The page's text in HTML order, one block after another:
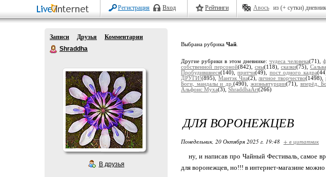
Регистрация Вход Рейтинги Авось из (+ сутки)
Записи Друзья
Комментарии
Shraddha
В друзья
Выбрана рубрика Чай
Другие рубрики в этом дневнике: чудеса человека(71),
собственной персоной(842), сны(118), сказки(75),
Пробудившиеся(140),притчи(49), пост одного кадра
ДРУГИ!(895), Мантэк Чиа(2), личное творчество(1498),
Боги, мандалы и др.(490), жизньвтурции(71), вперёд,
Альфонс Муха(3), ShraddhaArt(266)
ДЛЯ ВОРОНЕЖЦЕВ
Понедельник, 20 Октября 2025 г. 19:48 + в цитатник
ну, и написав про Чайный Фестиваль, самое
для воронежцев, но!!! в интернет-магазине можно